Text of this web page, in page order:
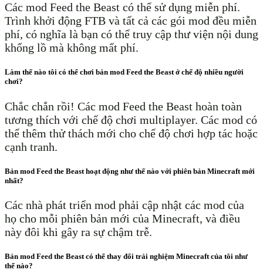
Các mod Feed the Beast có thể sử dụng miễn phí.
Trình khởi động FTB và tất cả các gói mod đều miễn
phí, có nghĩa là bạn có thể truy cập thư viện nội dung
khổng lồ mà không mất phí.
Làm thế nào tôi có thể chơi bản mod Feed the Beast ở chế độ nhiều người
chơi?
Chắc chắn rồi! Các mod Feed the Beast hoàn toàn
tương thích với chế độ chơi multiplayer. Các mod có
thể thêm thử thách mới cho chế độ chơi hợp tác hoặc
cạnh tranh.
Bản mod Feed the Beast hoạt động như thế nào với phiên bản Minecraft mới
nhất?
Các nhà phát triển mod phải cập nhật các mod của
họ cho mỗi phiên bản mới của Minecraft, và điều
này đôi khi gây ra sự chậm trễ.
Bản mod Feed the Beast có thể thay đổi trải nghiệm Minecraft của tôi như
thế nào?